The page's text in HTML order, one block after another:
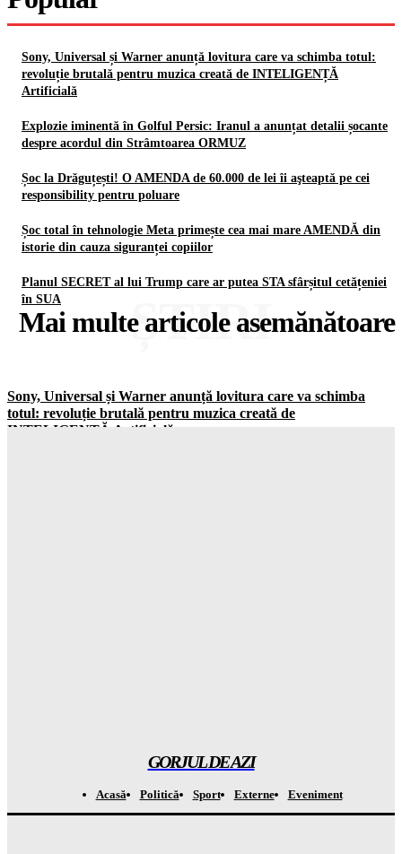
Sony, Universal și Warner anunță lovitura care va schimba totul:
revoluție brutală pentru muzica creată de INTELIGENȚĂ
Artificială
Explozie iminentă în Golful Persic: Iranul a anunțat detalii șocante
despre acordul din Strâmtoarea ORMUZ
Șoc la Drăguțești! O AMENDA de 60.000 de lei îi aşteaptă pe cei
responsibility pentru poluare
Șoc total în tehnologie Meta primește cea mai mare AMENDĂ din
istorie din cauza siguranței copiilor
Planul SECRET al lui Trump care ar putea STA sfârșitul cetățeniei
în SUA
Mai multe articole asemănătoare
ȘTIRI
Sony, Universal și Warner anunță lovitura care va schimba
totul: revoluție brutală pentru muzica creată de
INTELIGENȚĂ Artificială
GORJUL DE AZI
Acasă Politică Sport Externe Eveniment